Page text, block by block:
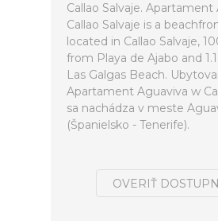
Callao Salvaje.
Callao Salvaje is a
located in Callao Salvaje,
from Playa de Ajabo and
Las Galgas Beach.
Apartament Aguaviva w
sa nachádza v meste
(Španielsko - Tenerife).
OVERIŤ